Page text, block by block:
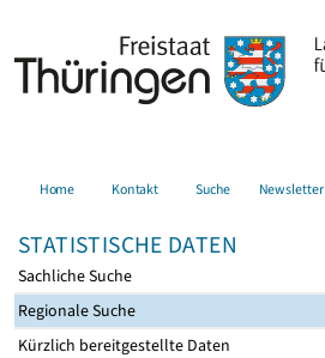
Home Kontakt Suche Newsletter
STATISTISCHE DATEN
Sachliche Suche
Regionale Suche
Kürzlich bereitgestellte Daten